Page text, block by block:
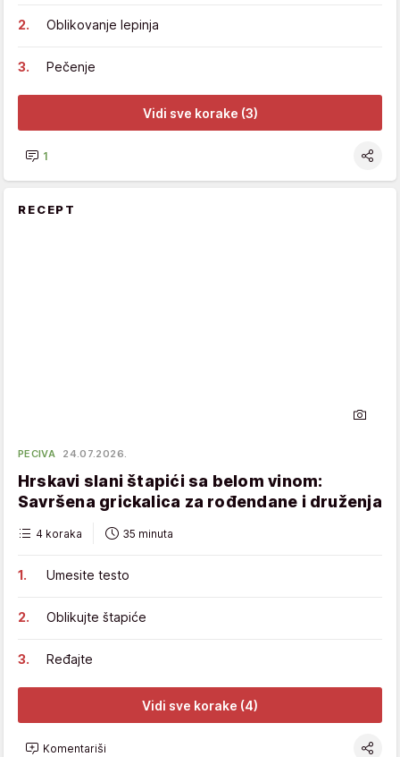
Oblikovanje lepinja
Pečenje
Vidi sve korake (3)
1
RECEPT
PECIVA 24.07.2026.
Hrskavi slani štapići sa belom vinom:
Savršena grickalica za rođendane i druženja
4 koraka 35 minuta
Umesite testo
Oblikujte štapiće
Ređajte
Vidi sve korake (4)
Komentariši